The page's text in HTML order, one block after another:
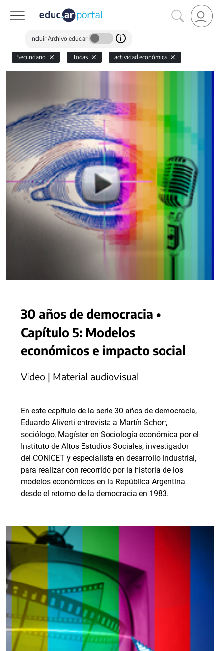
Incluir Archivo educ.ar
Secundario Todas actividad económica
30 años de democracia •
Capítulo 5: Modelos
económicos e impacto social
Video | Material audiovisual
En este capítulo de la serie 30 años de democracia,
Eduardo Aliverti entrevista a Martín Schorr,
sociólogo, Magíster en Sociología económica por el
Instituto de Altos Estudios Sociales, investigador
del CONICET y especialista en desarrollo industrial,
para realizar con recorrido por la historia de los
modelos económicos en la República Argentina
desde el retorno de la democracia en 1983.